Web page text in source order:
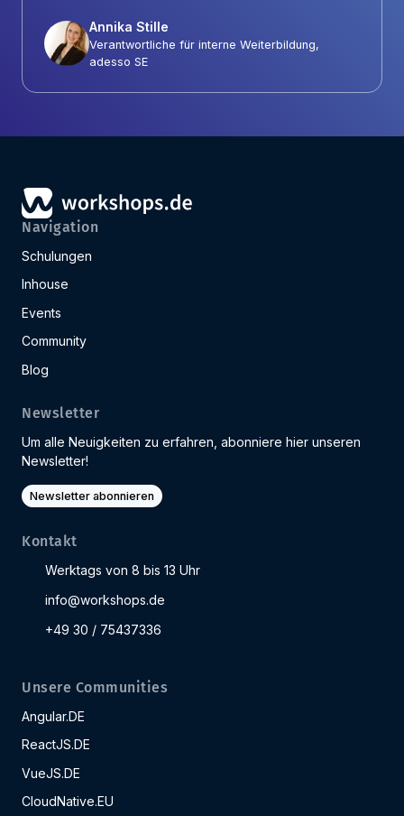
Annika Stille
Verantwortliche für interne Weiterbildung,
adesso SE
Navigation
Schulungen
Inhouse
Events
Community
Blog
Newsletter
Um alle Neuigkeiten zu erfahren, abonniere hier unseren
Newsletter!
Newsletter abonnieren
Kontakt
Werktags von 8 bis 13 Uhr
info@workshops.de
+49 30 / 75437336
Unsere Communities
Angular.DE
ReactJS.DE
VueJS.DE
CloudNative.EU